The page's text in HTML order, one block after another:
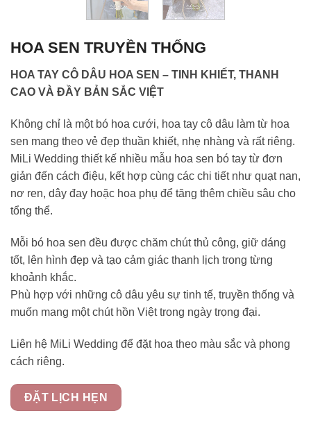
HOA SEN TRUYỀN THỐNG
HOA TAY CÔ DÂU HOA SEN – TINH KHIẾT, THANH
CAO VÀ ĐẦY BẢN SẮC VIỆT
Không chỉ là một bó hoa cưới, hoa tay cô dâu làm từ hoa
sen mang theo vẻ đẹp thuần khiết, nhẹ nhàng và rất riêng.
MiLi Wedding thiết kế nhiều mẫu hoa sen bó tay từ đơn
giản đến cách điệu, kết hợp cùng các chi tiết như quạt nan,
nơ ren, dây đay hoặc hoa phụ để tăng thêm chiều sâu cho
tổng thể.
Mỗi bó hoa sen đều được chăm chút thủ công, giữ dáng
tốt, lên hình đẹp và tạo cảm giác thanh lịch trong từng
khoảnh khắc.
Phù hợp với những cô dâu yêu sự tinh tế, truyền thống và
muốn mang một chút hồn Việt trong ngày trọng đại.
Liên hệ MiLi Wedding để đặt hoa theo màu sắc và phong
cách riêng.
ĐẶT LỊCH HẸN